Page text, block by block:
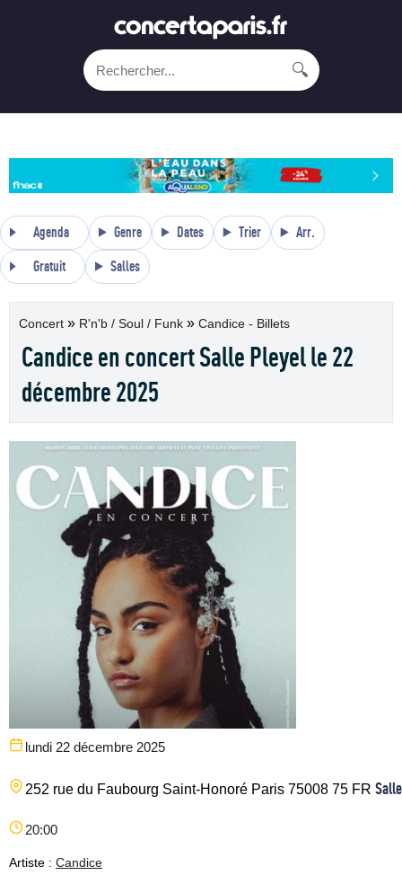
🔍
Agenda Genre Dates Trier Arr.
Gratuit Salles
Concert » R'n'b / Soul / Funk » Candice - Billets
Candice en concert Salle Pleyel le 22
décembre 2025
lundi 22 décembre 2025
252 rue du Faubourg Saint-Honoré Paris 75008 75 FR
20:00
Artiste : Candice